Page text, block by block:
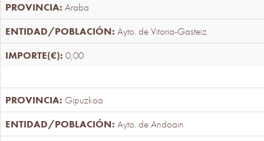
Araba
Ayto. de Vitoria-Gasteiz
0,00
Gipuzkoa
Ayto. de Andoain